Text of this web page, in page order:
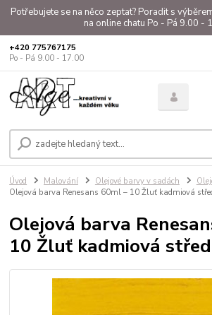
Potřebujete se na něco zeptat? Poradit s
na online chatu Po - Pá 9.00 -
+420 775767175
Po - Pá 9.00 - 17.00
Úvod Malování Olejové barvy v sadách
Olejová barva Renesans 60ml – 10 Žluť kadmiová
Olejová barva
10 Žluť kadmiová